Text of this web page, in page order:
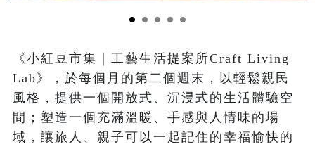
《小紅豆市集｜工藝生活提案所Craft Living
Lab》，於每個月的第二個週末，以輕鬆親民
風格，提供一個開放式、沉浸式的生活體驗空
間；塑造一個充滿溫暖、手感與人情味的場
域，讓旅人、親子可以一起記住的幸福愉快的